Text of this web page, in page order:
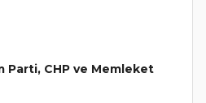
Parti, CHP ve Memleket